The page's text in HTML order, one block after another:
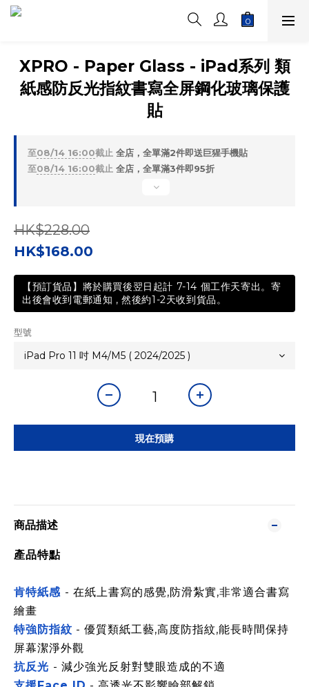
XPRO - Paper Glass - iPad系列 類
紙感防反光指紋書寫全屏鋼化玻璃保護
貼
至08/14 16:00截止 全店，全單滿2件即送巨猩手機貼
至08/14 16:00截止 全店，全單滿3件即95折
HK$228.00
HK$168.00
【預訂貨品】將於購買後翌日起計 7-14 個工作天寄出。寄
出後會收到電郵通知 , 然後約1-2天收到貨品。
型號
現在預購
商品描述
產品特點
肯特紙感 - 在紙上書寫的感覺,防滑紮實,非常適合書寫
繪畫
特強防指紋 - 優質類紙工藝,高度防指紋,能長時間保持
屏幕潔淨外觀
抗反光 - 減少強光反射對雙眼造成的不適